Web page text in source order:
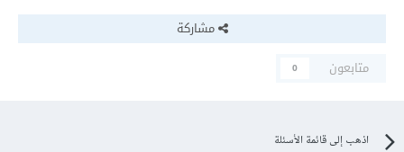
مشاركة
متابعون
0
اذهب إلى قائمة الأسئلة